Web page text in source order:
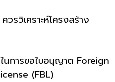
รวิเคราะห์โครงสร้าง
นการขอใบอนุญาต Foreign
(FBL)